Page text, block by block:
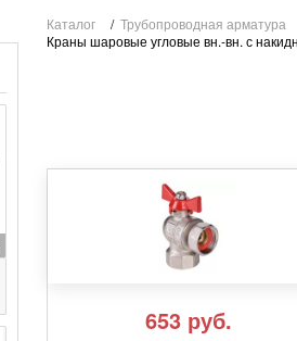
Каталог / Трубопроводная арматура
Краны шаровые угловые вн.-вн. с
653 руб.